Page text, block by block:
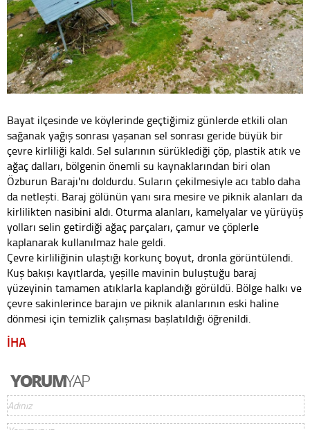
Bayat ilçesinde ve köylerinde geçtiğimiz günlerde etkili olan
sağanak yağış sonrası yaşanan sel sonrası geride büyük bir
çevre kirliliği kaldı. Sel sularının sürüklediği çöp, plastik atık ve
ağaç dalları, bölgenin önemli su kaynaklarından biri olan
Özburun Barajı'nı doldurdu. Suların çekilmesiyle acı tablo daha
da netleşti. Baraj gölünün yanı sıra mesire ve piknik alanları da
kirlilikten nasibini aldı. Oturma alanları, kamelyalar ve yürüyüş
yolları selin getirdiği ağaç parçaları, çamur ve çöplerle
kaplanarak kullanılmaz hale geldi.
Çevre kirliliğinin ulaştığı korkunç boyut, dronla görüntülendi.
Kuş bakışı kayıtlarda, yeşille mavinin buluştuğu baraj
yüzeyinin tamamen atıklarla kaplandığı görüldü. Bölge halkı ve
çevre sakinlerince barajın ve piknik alanlarının eski haline
dönmesi için temizlik çalışması başlatıldığı öğrenildi.
İHA